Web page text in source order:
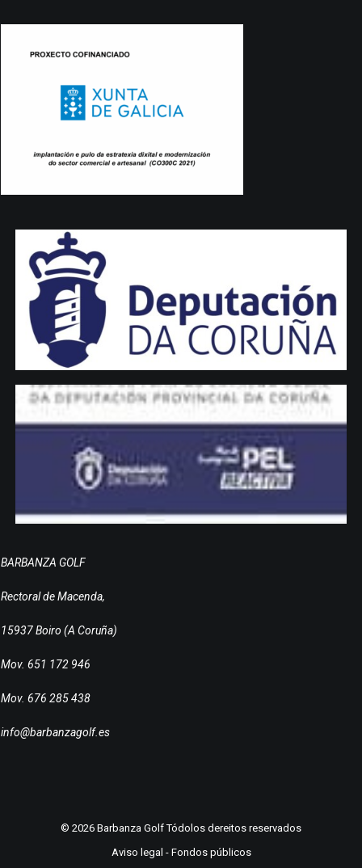
BARBANZA GOLF
Rectoral de Macenda,
15937 Boiro (A Coruña)
Mov. 651 172 946
Mov. 676 285 438
info@barbanzagolf.es
© 2026 Barbanza Golf Tódolos dereitos reservados
Aviso legal - Fondos públicos